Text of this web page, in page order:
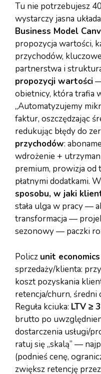
Tu nie potrzebujesz
wystarczy jasna
Business Model
propozycja wartości,
przychodów, kluczowe
partnerstwa i
propozycji wartości
obietnicy, która trafia
„Automatyzujemy
faktur, oszczędzając
redukując błędy do
przychodów:
wdrożenie +
premium, prowizja od
płatnymi dodatkami.
sposobu, w jaki
stała ulga w pracy —
transformacja —
sezonowy — paczki
Policz unit economics
sprzedaży/klienta:
koszt pozyskania
retencja/churn, średni
Reguła kciuka: LTV ≥
brutto po
dostarczenia usługi/
ratuj się „skalą” —
(podnieś cenę,
zwiększ retencję